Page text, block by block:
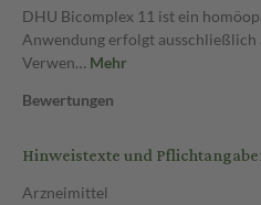
DHU Bicomplex 11 ist ein
Anwendung erfolgt
Verwen… Mehr
Bewertungen
Hinweistexte und
Arzneimittel